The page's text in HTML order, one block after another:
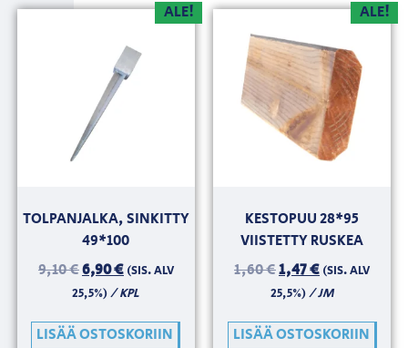
ALE!
TOLPANJALKA, SINKITTY
49*100
9,10€6,90€ (SIS. ALV
25,5%)/ KPL
LISÄÄ OSTOSKORIIN
ALE!
KESTOPUU 28*95
VIISTETTY RUSKEA
1,60€1,47€ (SIS. ALV
25,5%)/ JM
LISÄÄ OSTOSKORIIN